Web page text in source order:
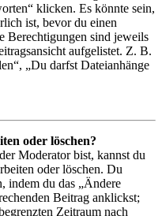
klicken. Es könnte sein,
ist, bevor du einen
Berechtigungen sind jeweils
aufgelistet. Z. B.
„Du darfst Dateianhänge
oder löschen?
Moderator bist, kannst du
oder löschen. Du
indem du das „Ändere
Beitrag anklickst;
Zeitraum nach